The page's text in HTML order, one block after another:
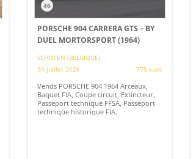
46
PORSCHE 904 CARRERA GTS – BY
DUEL MORTORSPORT (1964)
SCHOTEN (BELGIQUE)
30 juillet 2026
775 vues
Vends PORSCHE 904 1964 Arceaux,
Baquet FIA, Coupe circuit, Extincteur,
Passeport technique FFSA, Passeport
technique historique FIA.